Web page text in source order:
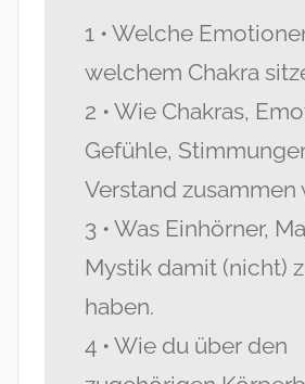
1 • Welche
welchem Chakra
2 • Wie Chakras,
Gefühle,
Verstand zusammen
3 • Was Einhörner,
Mystik damit (nicht)
haben.
4 • Wie du über den